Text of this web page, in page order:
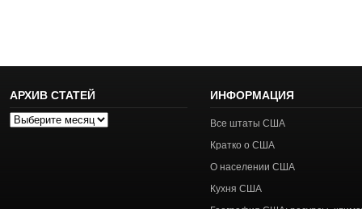
АРХИВ СТАТЕЙ
Архив
ИНФОРМАЦИЯ
Все штаты США
Кратко о США
О населении США
Кухня США